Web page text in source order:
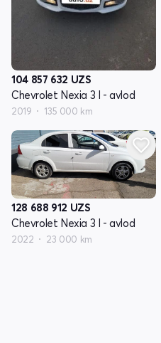
104 857 632 UZS
Chevrolet Nexia 3 I - avlod
2019 135 000 km
128 688 912 UZS
Chevrolet Nexia 3 I - avlod
2022 23 000 km